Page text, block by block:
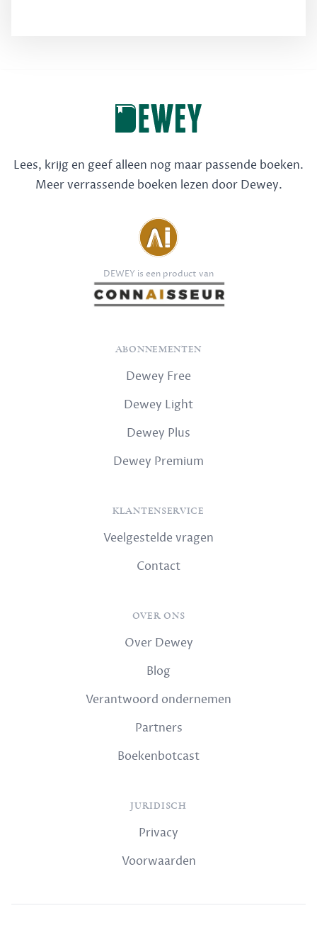
Lees, krijg en geef alleen nog maar passende boeken.
Meer verrassende boeken lezen door Dewey.
DEWEY is een product van
ABONNEMENTEN
Dewey Free
Dewey Light
Dewey Plus
Dewey Premium
KLANTENSERVICE
Veelgestelde vragen
Contact
OVER ONS
Over Dewey
Blog
Verantwoord ondernemen
Partners
Boekenbotcast
JURIDISCH
Privacy
Voorwaarden